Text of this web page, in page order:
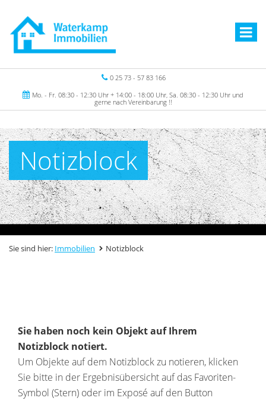
0 25 73 - 57 83 166
Mo. - Fr. 08:30 - 12:30 Uhr + 14:00 - 18:00 Uhr, Sa. 08:30 - 12:30 Uhr und
gerne nach Vereinbarung !!
Notizblock
Sie sind hier: Immobilien Notizblock
Sie haben noch kein Objekt auf Ihrem
Notizblock notiert.
Um Objekte auf dem Notizblock zu notieren, klicken
Sie bitte in der Ergebnisübersicht auf das Favoriten-
Symbol (Stern) oder im Exposé auf den Button